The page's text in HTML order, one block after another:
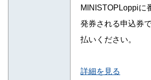
MINISTOPLoppiに
発券される申込券
払いください。
詳細を見る